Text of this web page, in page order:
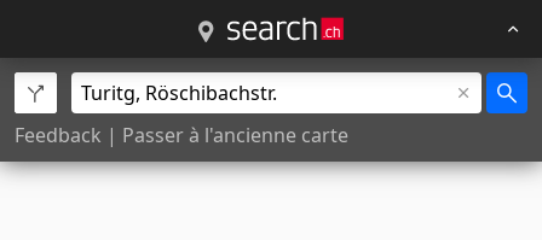
Feedback | Passer à l'ancienne carte